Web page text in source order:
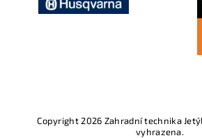
Copyright 2026 Zahradní technika
vyhrazena.